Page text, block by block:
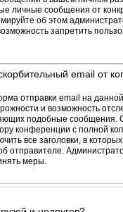
личные сообщения от
об этом
запретить
email от
отправки email на
и возможность
подобные сообщения.
конференции с полной
все заголовки, в
отправителе.
меры.